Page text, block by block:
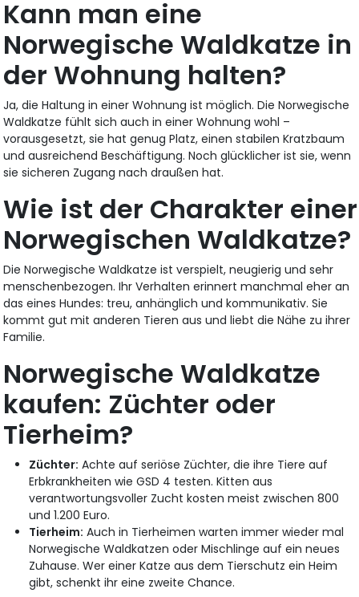
Kann man eine
Norwegische Waldkatze in
der Wohnung halten?
Ja, die Haltung in einer Wohnung ist möglich. Die Norwegische
Waldkatze fühlt sich auch in einer Wohnung wohl –
vorausgesetzt, sie hat genug Platz, einen stabilen Kratzbaum
und ausreichend Beschäftigung. Noch glücklicher ist sie, wenn
sie sicheren Zugang nach draußen hat.
Wie ist der Charakter einer
Norwegischen Waldkatze?
Die Norwegische Waldkatze ist verspielt, neugierig und sehr
menschenbezogen. Ihr Verhalten erinnert manchmal eher an
das eines Hundes: treu, anhänglich und kommunikativ. Sie
kommt gut mit anderen Tieren aus und liebt die Nähe zu ihrer
Familie.
Norwegische Waldkatze
kaufen: Züchter oder
Tierheim?
Züchter: Achte auf seriöse Züchter, die ihre Tiere auf
Erbkrankheiten wie GSD 4 testen. Kitten aus
verantwortungsvoller Zucht kosten meist zwischen 800
und 1.200 Euro.
Tierheim: Auch in Tierheimen warten immer wieder mal
Norwegische Waldkatzen oder Mischlinge auf ein neues
Zuhause. Wer einer Katze aus dem Tierschutz ein Heim
gibt, schenkt ihr eine zweite Chance.